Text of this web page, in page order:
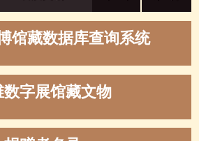
馆藏数据库查询系统
数字展馆藏文物